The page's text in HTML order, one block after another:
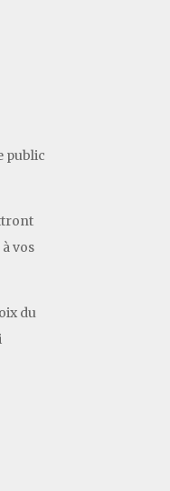
public
vos
du